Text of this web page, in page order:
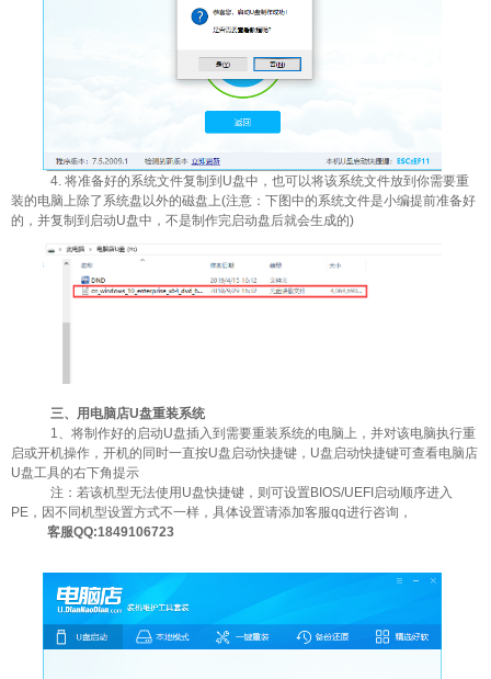
4. 将准备好的系统文件复制到U盘中，也可以将该系统文件放到你需要重
装的电脑上除了系统盘以外的磁盘上(注意：下图中的系统文件是小编提前准备好
的，并复制到启动U盘中，不是制作完启动盘后就会生成的)
三、用电脑店U盘重装系统
1、将制作好的启动U盘插入到需要重装系统的电脑上，并对该电脑执行重
启或开机操作，开机的同时一直按U盘启动快捷键，U盘启动快捷键可查看电脑店
U盘工具的右下角提示
注：若该机型无法使用U盘快捷键，则可设置BIOS/UEFI启动顺序进入
PE，因不同机型设置方式不一样，具体设置请添加客服qq进行咨询，
客服QQ:1849106723